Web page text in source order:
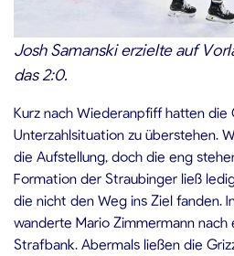
Josh Samanski erzielte auf
das 2:0.
Kurz nach Wiederanpfiff hatten
Unterzahlsituation zu überstehen.
die Aufstellung, doch die eng
Formation der Straubinger ließ
die nicht den Weg ins Ziel fanden.
wanderte Mario Zimmermann nach
Strafbank. Abermals ließen die